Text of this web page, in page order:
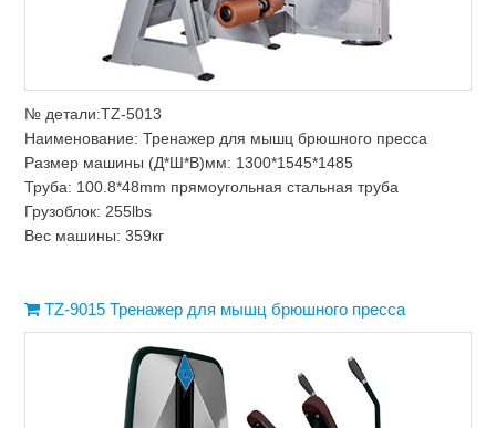
№ детали:TZ-5013
Наименование: Тренажер для мышц брюшного пресса
Размер машины (Д*Ш*В)мм: 1300*1545*1485
Труба: 100.8*48mm прямоугольная стальная труба
Грузоблок: 255lbs
Вес машины: 359кг
TZ-9015 Тренажер для мышц брюшного пресса